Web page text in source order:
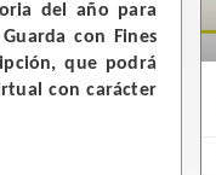
del año para
con Fines
que podrá
con carácter